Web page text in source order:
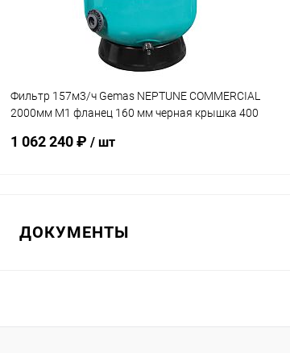
Фильтр 157м3/ч Gemas NEPTUNE COMMERCIAL
2000мм М1 фланец 160 мм черная крышка 400
1 062 240 ₽ / шт
ДОКУМЕНТЫ